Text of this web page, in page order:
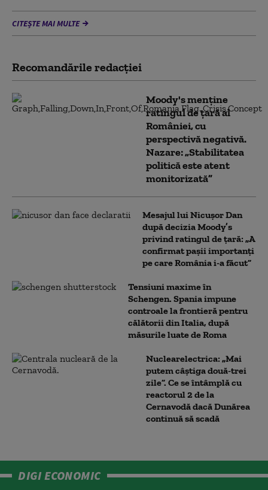
CITEȘTE MAI MULTE
Recomandările redacţiei
Moody's menține
ratingul de țară al
României, cu
perspectivă negativă.
Nazare: „Stabilitatea
politică este atent
monitorizată”
Mesajul lui Nicușor Dan
după decizia Moody’s
privind ratingul de țară: „A
confirmat pașii importanți
pe care România i-a făcut”
Tensiuni maxime în
Schengen. Spania impune
controale la frontieră pentru
călătorii din Italia, după
măsurile luate de Roma
Nuclearelectrica: „Mai
putem câștiga două-trei
zile”. Ce se întâmplă cu
reactorul 2 de la
Cernavodă dacă Dunărea
continuă să scadă
DIGI ECONOMIC